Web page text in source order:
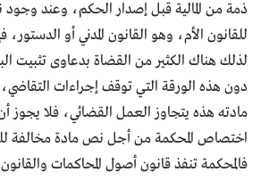
ذمة من المالية قبل إصدار الحكم، وعند
للقانون الأم، وهو القانون المدني أو
لذلك هناك الكثير من القضاة بدعاوى تثبيت
دون هذه الورقة التي توقف إجراءات التقاضي،
مادته هذه يتجاوز العمل القضائي، فلا يجوز
اختصاص المحكمة من أجل نص مادة مخالفة
فالمحكمة تنفذ قانون أصول المحاكمات والقانون